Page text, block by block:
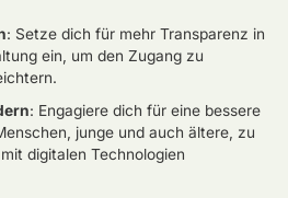
: Setze dich für mehr Transparenz in
ein, um den Zugang zu
: Engagiere dich für eine bessere
junge und auch ältere, zu
digitalen Technologien